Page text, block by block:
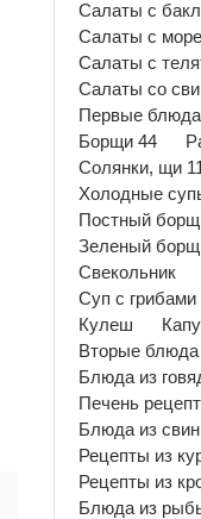
Салаты с
Салаты с
Салаты с
Салаты со
Первые
Борщи 44
Солянки, щи
Холодные
Постный борщ
Зеленый борщ
Свекольник
Суп с грибами
Кулеш
Вторые блюда
Блюда из
Печень
Блюда из
Рецепты из
Рецепты из
Блюда из